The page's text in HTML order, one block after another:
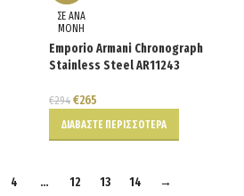
ΣΕ ΑΝΑ
ΜΟΝΗ
Emporio Armani Chronograph
Stainless Steel AR11243
€294 €265
ΔΙΑΒΆΣΤΕ ΠΕΡΙΣΣΌΤΕΡΑ
4 … 12 13 14 →